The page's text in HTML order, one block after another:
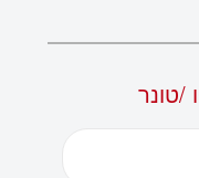
/טונר